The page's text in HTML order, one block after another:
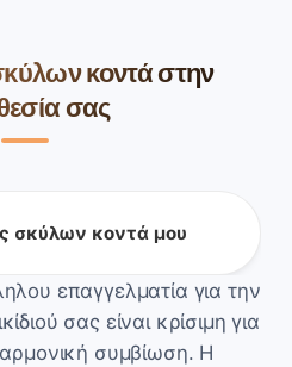
κοντά στην
σας
σκύλων κοντά μου
επαγγελματία για την
σας είναι κρίσιμη για
συμβίωση. Η